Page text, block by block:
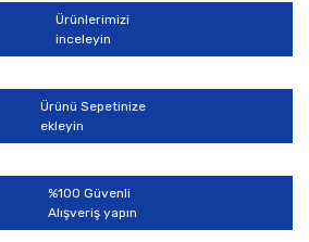
Yorum Yaz
bozuk veya görüntülenemiyor.
eksik bilgiler bulunuyor.
hatalar bulunuyor.
sitelerden daha pahalı.
farklı alternatifler olmalı.
Ürünlerimizi
inceleyin
Ürünü Sepetinize
ekleyin
%100 Güvenli
Alışveriş yapın